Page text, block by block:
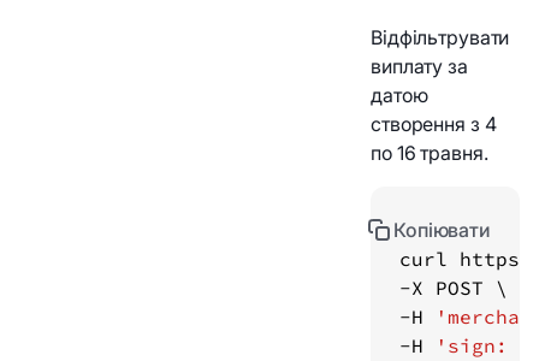
Відфільтрувати
виплату за
датою
створення з 4
по 16 травня.
curl https:
-H
-H
'sign:
Копіювати